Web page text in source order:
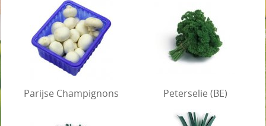
Parijse Champignons Peterselie (BE)